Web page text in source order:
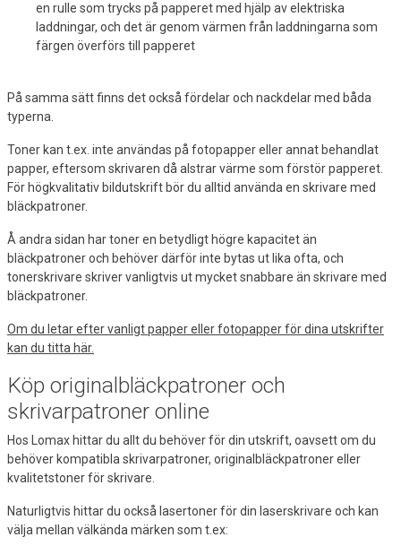
en rulle som trycks på papperet med hjälp av elektriska
laddningar, och det är genom värmen från laddningarna som
färgen överförs till papperet
På samma sätt finns det också fördelar och nackdelar med båda
typerna.
Toner kan t.ex. inte användas på fotopapper eller annat behandlat
papper, eftersom skrivaren då alstrar värme som förstör papperet.
För högkvalitativ bildutskrift bör du alltid använda en skrivare med
bläckpatroner.
Å andra sidan har toner en betydligt högre kapacitet än
bläckpatroner och behöver därför inte bytas ut lika ofta, och
tonerskrivare skriver vanligtvis ut mycket snabbare än skrivare med
bläckpatroner.
Om du letar efter vanligt papper eller fotopapper för dina utskrifter
kan du titta här.
Köp originalbläckpatroner och
skrivarpatroner online
Hos Lomax hittar du allt du behöver för din utskrift, oavsett om du
behöver kompatibla skrivarpatroner, originalbläckpatroner eller
kvalitetstoner för skrivare.
Naturligtvis hittar du också lasertoner för din laserskrivare och kan
välja mellan välkända märken som t.ex: